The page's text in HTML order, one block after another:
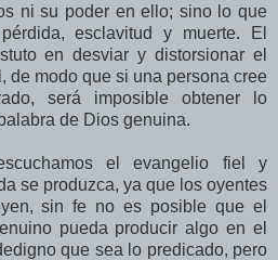
ni su poder en ello; sino lo que
esclavitud y muerte. El
en desviar y distorsionar el
de modo que si una persona cree
será imposible obtener lo
de Dios genuina.
el evangelio fiel y
se produzca, ya que los oyentes
sin fe no es posible que el
pueda producir algo en el
que sea lo predicado, pero